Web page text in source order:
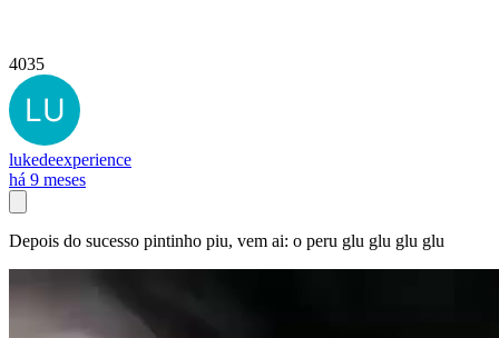
4035
lukedeexperience
há 9 meses
Depois do sucesso pintinho piu, vem ai: o peru glu glu glu glu